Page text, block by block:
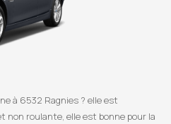
à 6532 Ragnies ? elle est
non roulante, elle est bonne pour la